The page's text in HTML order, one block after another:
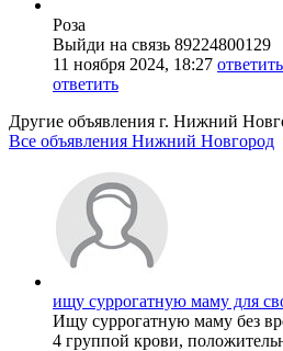
Роза
Выйди на связь 89224800129
11 ноября 2024, 18:27 ответить
ответить
Другие объявления г. Нижний
Все объявления Нижний Новгород
ищу суррогатную маму для
Ищу суррогатную маму без
4 группой крови,